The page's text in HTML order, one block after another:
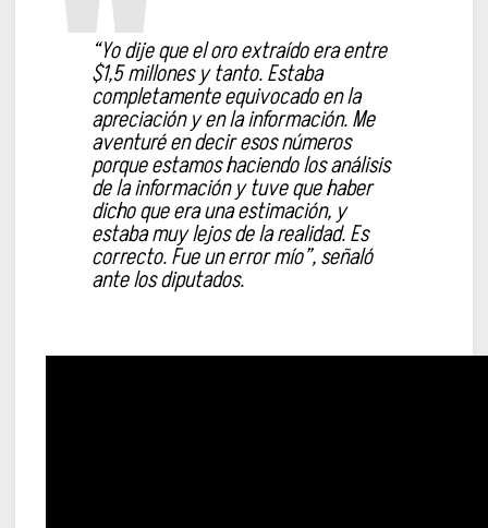
“Yo dije que el oro extraído era entre
$1,5 millones y tanto. Estaba
completamente equivocado en la
apreciación y en la información. Me
aventuré en decir esos números
porque estamos haciendo los análisis
de la información y tuve que haber
dicho que era una estimación, y
estaba muy lejos de la realidad. Es
correcto. Fue un error mío”, señaló
ante los diputados.